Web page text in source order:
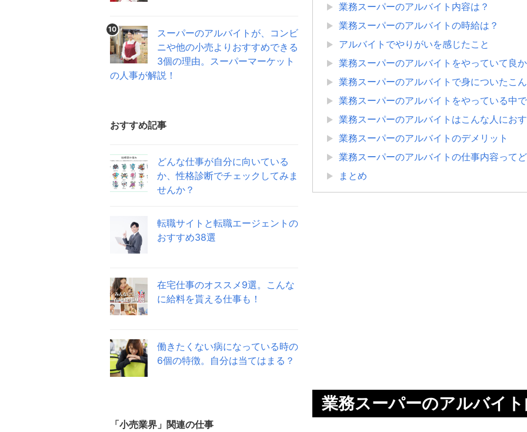
10
スーパーのアルバイトが、コンビ
ニや他の小売よりおすすめできる
3個の理由。スーパーマーケット
の人事が解説！
おすすめ記事
どんな仕事が自分に向いている
か、性格診断でチェックしてみま
せんか？
転職サイトと転職エージェントの
おすすめ38選
在宅仕事のオススメ9選。こんな
に給料を貰える仕事も！
働きたくない病になっている時の
6個の特徴。自分は当てはまる？
「小売業界 」関連の仕事
業務スーパーのアルバイト内容は？
業務スーパーのアルバイトの時給は？
アルバイトでやりがいを感じたこと
業務スーパーのアルバイトをやっていて良
業務スーパーのアルバイトで身についたこ
業務スーパーのアルバイトをやっている中
業務スーパーのアルバイトはこんな人におす
業務スーパーのアルバイトのデメリット
業務スーパーのアルバイトの仕事内容って
まとめ
業務スーパーのアルバイト